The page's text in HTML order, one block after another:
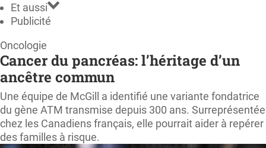
Et aussi
Publicité
Page
d'accueil
ProfessionSanté.ca
Oncologie
Cancer du pancréas: l’héritage d’un
ancêtre commun
Une équipe de McGill a identifié une variante fondatrice
du gène ATM transmise depuis 300 ans. Surreprésentée
chez les Canadiens français, elle pourrait aider à repérer
des familles à risque.